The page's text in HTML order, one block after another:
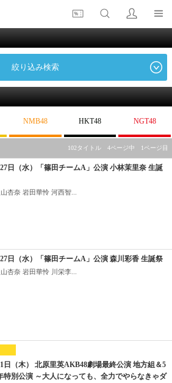
絞り込み検索
NMB48 HKT48 NGT48
102タイトル 4ページ中 1ページ目
日（水）「篠田チームA」公演 小林茉里奈 生誕
杏奈 岩田華怜 河西智...
日（水）「篠田チームA」公演 森川彩香 生誕祭
杏奈 岩田華怜 川栄李...
日（木） 北原里英AKB48劇場最終公演 地方組＆5
特別公演 ～大人になっても、全力でやらなきゃダ